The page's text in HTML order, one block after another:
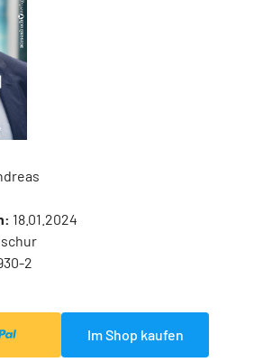
18.01.2024
2
Im Shop kaufen